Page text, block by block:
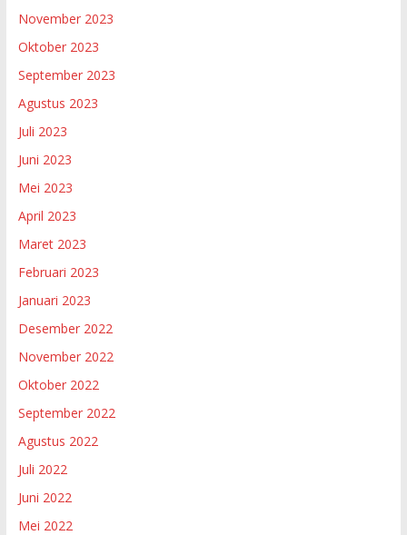
November 2023
Oktober 2023
September 2023
Agustus 2023
Juli 2023
Juni 2023
Mei 2023
April 2023
Maret 2023
Februari 2023
Januari 2023
Desember 2022
November 2022
Oktober 2022
September 2022
Agustus 2022
Juli 2022
Juni 2022
Mei 2022